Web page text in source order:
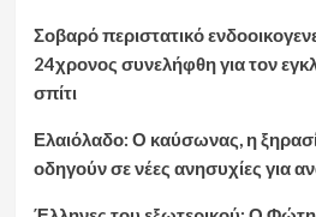
Σοβαρό περιστατικό
24χρονος συνελήφθη για τον
σπίτι
Ελαιόλαδο: Ο καύσωνας, η
οδηγούν σε νέες ανησυχίες για